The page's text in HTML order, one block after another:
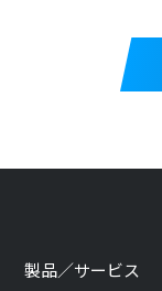
製品／サービス